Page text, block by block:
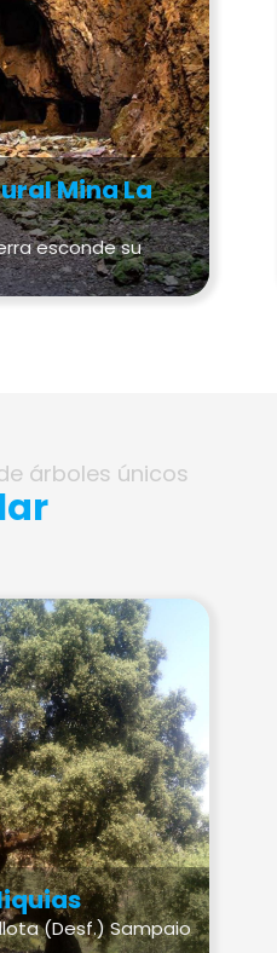
Mina La
esconde su
árboles únicos
(Desf.) Sampaio